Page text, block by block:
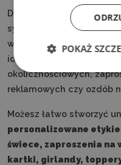
Dzięki zaawansowanej
systemowi cięcia, ploter
wycinanie kształtów z
idealne do produkcji
okolicznościowych,
reklamowych czy ozdób
Możesz łatwo stworzyć
personalizowane
świece, zaproszenia na
kartki, girlandy,
POKAŻ